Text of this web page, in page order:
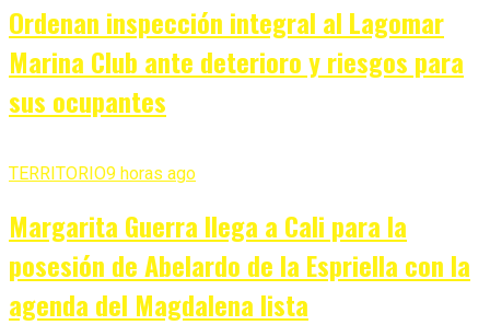
Ordenan inspección integral al Lagomar
Marina Club ante deterioro y riesgos para
sus ocupantes
TERRITORIO9 horas ago
Margarita Guerra llega a Cali para la
posesión de Abelardo de la Espriella con la
agenda del Magdalena lista